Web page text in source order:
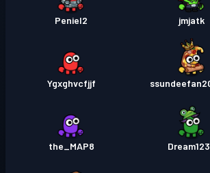
jmjatk
Peniel2
Ygxghvcfjjf
the_MAP8